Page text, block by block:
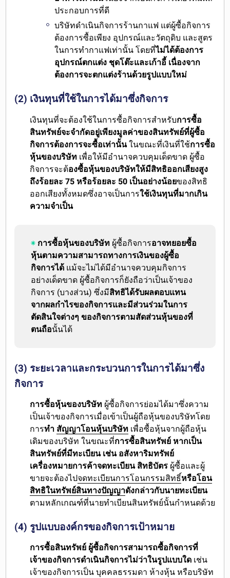
ประกอบการที่ดี
บริษัทดำเนินกิจการร้านกาแฟ แต่ผู้ซื้อกิจการ
ต้องการซื้อเพียง อุปกรณ์และวัตถุดิบ และสูตร
ในการทำกาแฟเท่านั้น โดยที่ไม่ได้ต้องการ
อุปกรณ์ตกแต่ง ชุดโต๊ะและเก้าอี้ เนื่องจาก
ต้องการจะตกแต่งร้านด้วยรูปแบบใหม่
(2) เงินทุนที่ใช้ในการได้มาซึ่งกิจการ
เงินทุนที่จะต้องใช้ในการซื้อกิจการสำหรับการซื้อ
สินทรัพย์จะจำกัดอยู่เพียงมูลค่าของสินทรัพย์ที่ผู้ซื้อ
กิจการต้องการจะซื้อเท่านั้นในขณะที่เงินที่ใช้การซื้อ
หุ้นของบริษัท เพื่อให้มีอำนาจควบคุมเด็ดขาด ผู้ซื้อ
กิจการจะต้องซื้อหุ้นของบริษัทให้มีสิทธิออกเสียงสูง
ถึงร้อยละ 75 หรือร้อยละ 50 เป็นอย่างน้อยของสิทธิ
ออกเสียงทั้งหมดซึ่งอาจเป็นการใช้เงินทุนที่มากเกิน
ความจำเป็น
การซื้อหุ้นของบริษัท ผู้ซื้อกิจการอาจทยอยซื้อ
หุ้นตามความสามารถทางการเงินของผู้ซื้อ
กิจการได้ แม้จะไม่ได้มีอำนาจควบคุมกิจการ
อย่างเด็ดขาด ผู้ซื้อกิจการก็ยังถือว่าเป็นเจ้าของ
กิจการ (บางส่วน) ซึ่งมีสิทธิได้รับผลตอบแทน
จากผลกำไรของกิจการและมีส่วนร่วมในการ
ตัดสินใจต่างๆ ของกิจการตามสัดส่วนหุ้นของที่
ตนถือนั้นได้
(3) ระยะเวลาและกระบวนการในการได้มาซึ่ง
กิจการ
การซื้อหุ้นของบริษัท ผู้ซื้อกิจการย่อมได้มาซึ่งความ
เป็นเจ้าของกิจการเมื่อเข้าเป็นผู้ถือหุ้นของบริษัทโดย
การทำ สัญญาโอนหุ้นบริษัท เพื่อซื้อหุ้นจากผู้ถือหุ้น
เดิมของบริษัท ในขณะที่การซื้อสินทรัพย์ หากเป็น
สินทรัพย์ที่มีทะเบียน เช่น อสังหาริมทรัพย์
เครื่องหมายการค้าจดทะเบียน สิทธิบัตร ผู้ซื้อและผู้
ขายจะต้องไปจดทะเบียนการโอนกรรมสิทธิ์หรือโอน
สิทธิในทรัพย์สินทางปัญญาดังกล่าวกับนายทะเบียน
ตามหลักเกณฑ์ที่นายทำเบียนสินทรัพย์นั้นกำหนดด้วย
(4) รูปแบบองค์กรของกิจการเป้าหมาย
การซื้อสินทรัพย์ ผู้ซื้อกิจการสามารถซื้อกิจการที่
เจ้าของกิจการดำเนินกิจการไม่ว่าในรูปแบบใด เช่น
เจ้าของกิจการเป็น บุคคลธรรมดา ห้างหุ้น หรือบริษัท